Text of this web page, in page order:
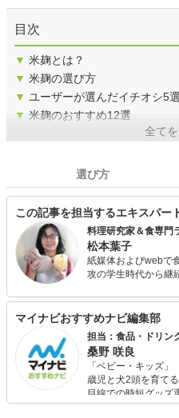
目次
▼ 米麹とは？
▼ 米麹の選び方
▼ ユーザーが選んだイチオシ5選
▼ 米麹のおすすめ12選
全て
選び方
この記事を担当するエキスパー
料理研究家＆食専門
松本葉子
紙媒体およびwebで
攻の学生時代から継
メーカーや飲食店な
を行っている。
マイナビおすすめナビ編集部
担当：食品・ドリン
桑野 咲良
「ベビー・キッズ
歳児と犬2頭を育て
目線での時短グッズ
食品選び、束の間の